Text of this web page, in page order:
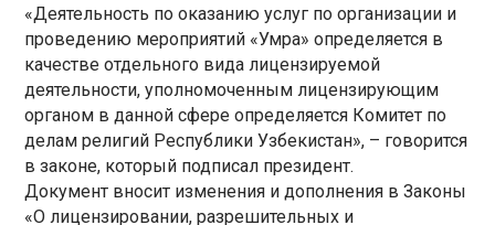
«Деятельность по оказанию услуг по организации и
проведению мероприятий «Умра» определяется в
качестве отдельного вида лицензируемой
деятельности, уполномоченным лицензирующим
органом в данной сфере определяется Комитет по
делам религий Республики Узбекистан», – говорится
в законе, который подписал президент.
Документ вносит изменения и дополнения в Законы
«О лицензировании, разрешительных и